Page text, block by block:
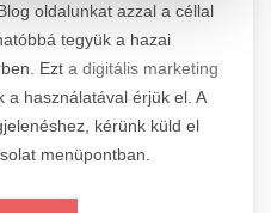
roller javítási és
Szakértő
szervízt nyújtanak
és modellhez.
Látogatása
Marketing
+
szolgáltatások,
média kezelést és
oldalunkat azzal a céllal
tegyük a hazai
Ezt a digitális marketing
a használatával érjük el. A
kérünk küld el
menüpontban.